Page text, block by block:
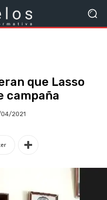
que Lasso
campaña
2021